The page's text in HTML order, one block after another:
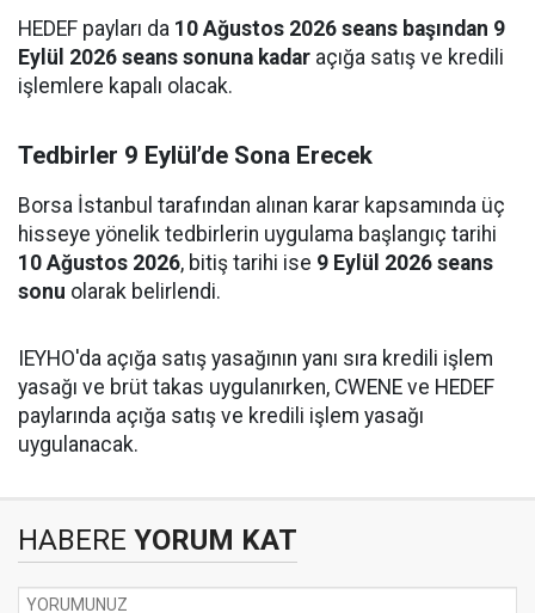
HEDEF payları da 10 Ağustos 2026 seans başından 9
Eylül 2026 seans sonuna kadar açığa satış ve kredili
işlemlere kapalı olacak.
Tedbirler 9 Eylül’de Sona Erecek
Borsa İstanbul tarafından alınan karar kapsamında üç
hisseye yönelik tedbirlerin uygulama başlangıç tarihi
10 Ağustos 2026, bitiş tarihi ise 9 Eylül 2026 seans
sonu olarak belirlendi.
IEYHO'da açığa satış yasağının yanı sıra kredili işlem
yasağı ve brüt takas uygulanırken, CWENE ve HEDEF
paylarında açığa satış ve kredili işlem yasağı
uygulanacak.
HABERE YORUM KAT